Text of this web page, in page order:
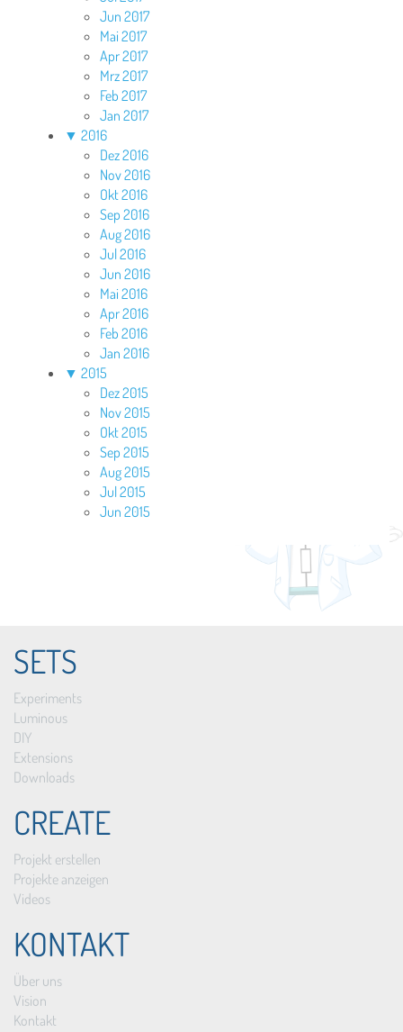
Jun 2017
Mai 2017
Apr 2017
Mrz 2017
Feb 2017
Jan 2017
▼ 2016
Dez 2016
Nov 2016
Okt 2016
Sep 2016
Aug 2016
Jul 2016
Jun 2016
Mai 2016
Apr 2016
Feb 2016
Jan 2016
▼ 2015
Dez 2015
Nov 2015
Okt 2015
Sep 2015
Aug 2015
Jul 2015
Jun 2015
SETS
Experiments
Luminous
DIY
Extensions
Downloads
CREATE
Projekt erstellen
Projekte anzeigen
Videos
KONTAKT
Über uns
Vision
Kontakt